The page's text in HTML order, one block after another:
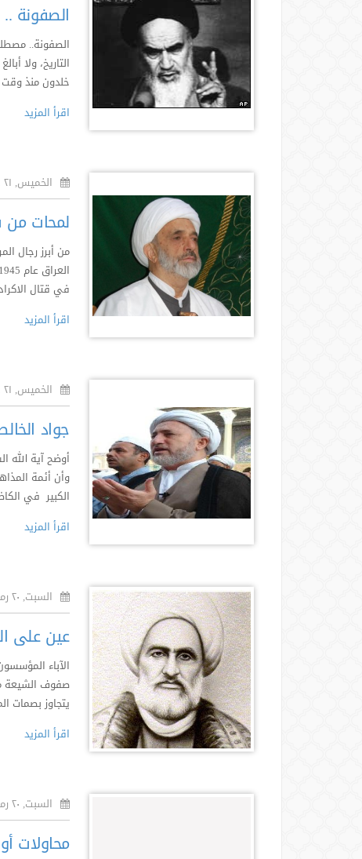
الصفونة
الصفونة..
التاريخ، ولا
خلدون منذ وقت
اقرأ المزيد
الخميس, ٢١ جمادى أول ١٤٣٦هـ
لمحات من
في قتال
اقرأ المزيد
الخميس, ٢١ جمادى أول ١٤٣٦هـ
جواد
أوضح آية الله
وأن أئمة
الكبير في
اقرأ المزيد
السبت, ٢٠ رمضان ١٤٣٢هـ
عين على
الآباء
صفوف الشيعة
يتجاوز بصمات
اقرأ المزيد
السبت, ٢٠ رمضان ١٤٣٢هـ
محاولات